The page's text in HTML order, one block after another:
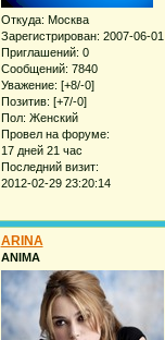
Откуда: Москва
Зарегистрирован: 2007-06-01
Приглашений: 0
Сообщений: 7840
Уважение: [+8/-0]
Позитив: [+7/-0]
Пол: Женский
Провел на форуме:
17 дней 21 час
Последний визит:
2012-02-29 23:20:14
ARINA
ANIMA